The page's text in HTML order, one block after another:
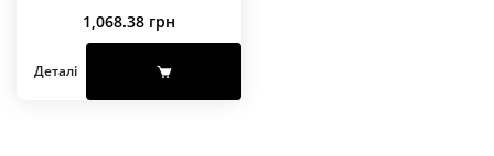
1,068.38 грн
Деталі